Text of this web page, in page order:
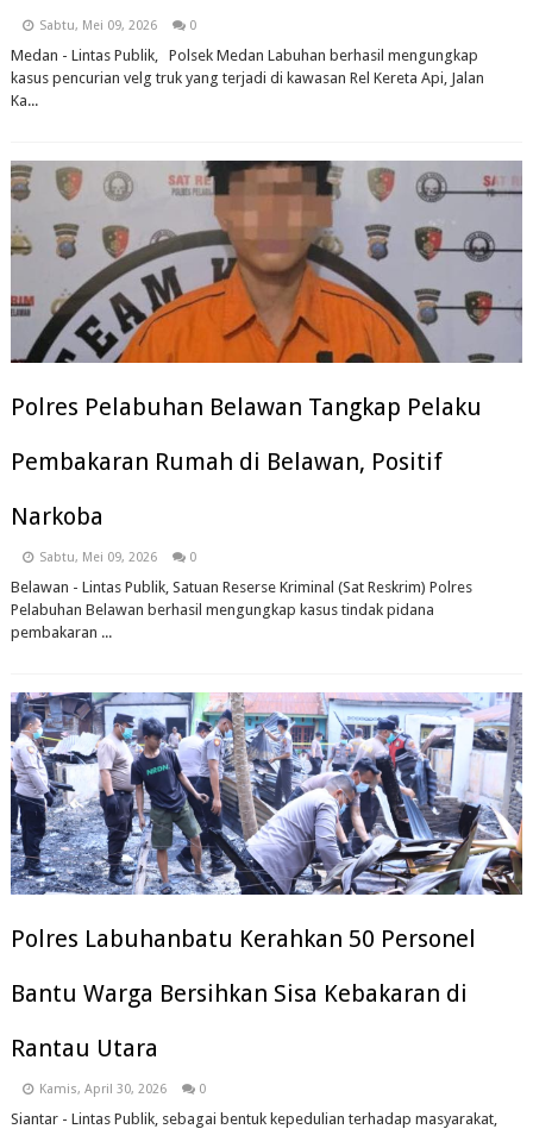
Sabtu, Mei 09, 2026 0
Medan - Lintas Publik, Polsek Medan Labuhan berhasil mengungkap
kasus pencurian velg truk yang terjadi di kawasan Rel Kereta Api, Jalan
Ka...
Polres Pelabuhan Belawan Tangkap Pelaku
Pembakaran Rumah di Belawan, Positif
Narkoba
Sabtu, Mei 09, 2026 0
Belawan - Lintas Publik, Satuan Reserse Kriminal (Sat Reskrim) Polres
Pelabuhan Belawan berhasil mengungkap kasus tindak pidana
pembakaran ...
Polres Labuhanbatu Kerahkan 50 Personel
Bantu Warga Bersihkan Sisa Kebakaran di
Rantau Utara
Kamis, April 30, 2026 0
Siantar - Lintas Publik, sebagai bentuk kepedulian terhadap masyarakat,